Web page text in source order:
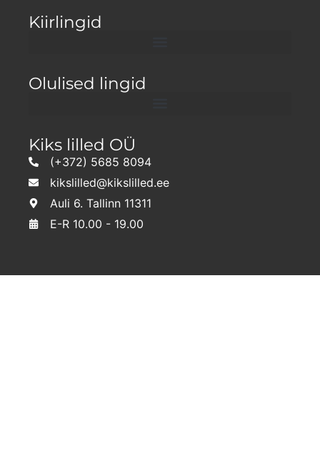
Kiirlingid
Olulised lingid
Kiks lilled OÜ
(+372) 5685 8094
kikslilled@kikslilled.ee
Auli 6. Tallinn 11311
E-R 10.00 - 19.00